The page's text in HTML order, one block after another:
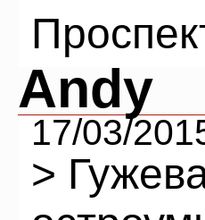
Andy
17/03/
>